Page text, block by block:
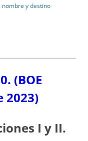
nombre y destino
(BOE
2023)
I y II.